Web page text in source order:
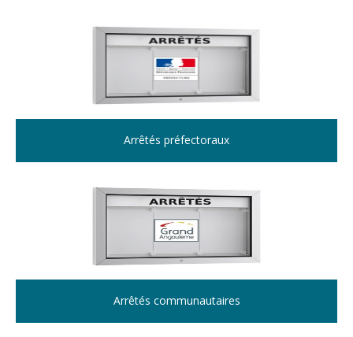
Arrêtés préfectoraux
Arrêtés communautaires